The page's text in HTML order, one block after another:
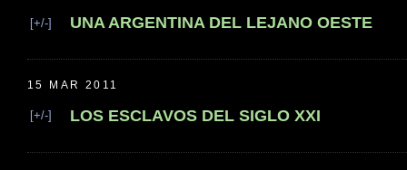
[+/-] UNA ARGENTINA DEL LEJANO OESTE
15 MAR 2011
[+/-] LOS ESCLAVOS DEL SIGLO XXI